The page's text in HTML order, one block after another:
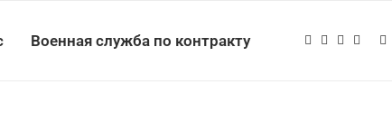
Военная служба по контракту